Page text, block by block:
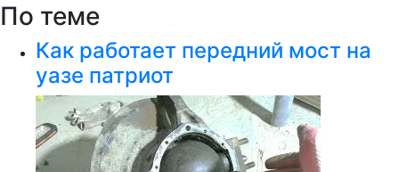
По теме
Как работает передний мост на
уазе патриот